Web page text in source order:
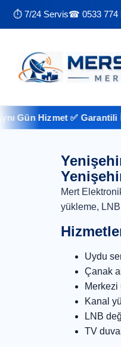
⏱ 7/24 Servis☎ 0533 774
Gün Hizmet ✅ Garantili
Mert
yükleme,
Uydu
Çanak
Merkezi
Kanal
LNB
TV